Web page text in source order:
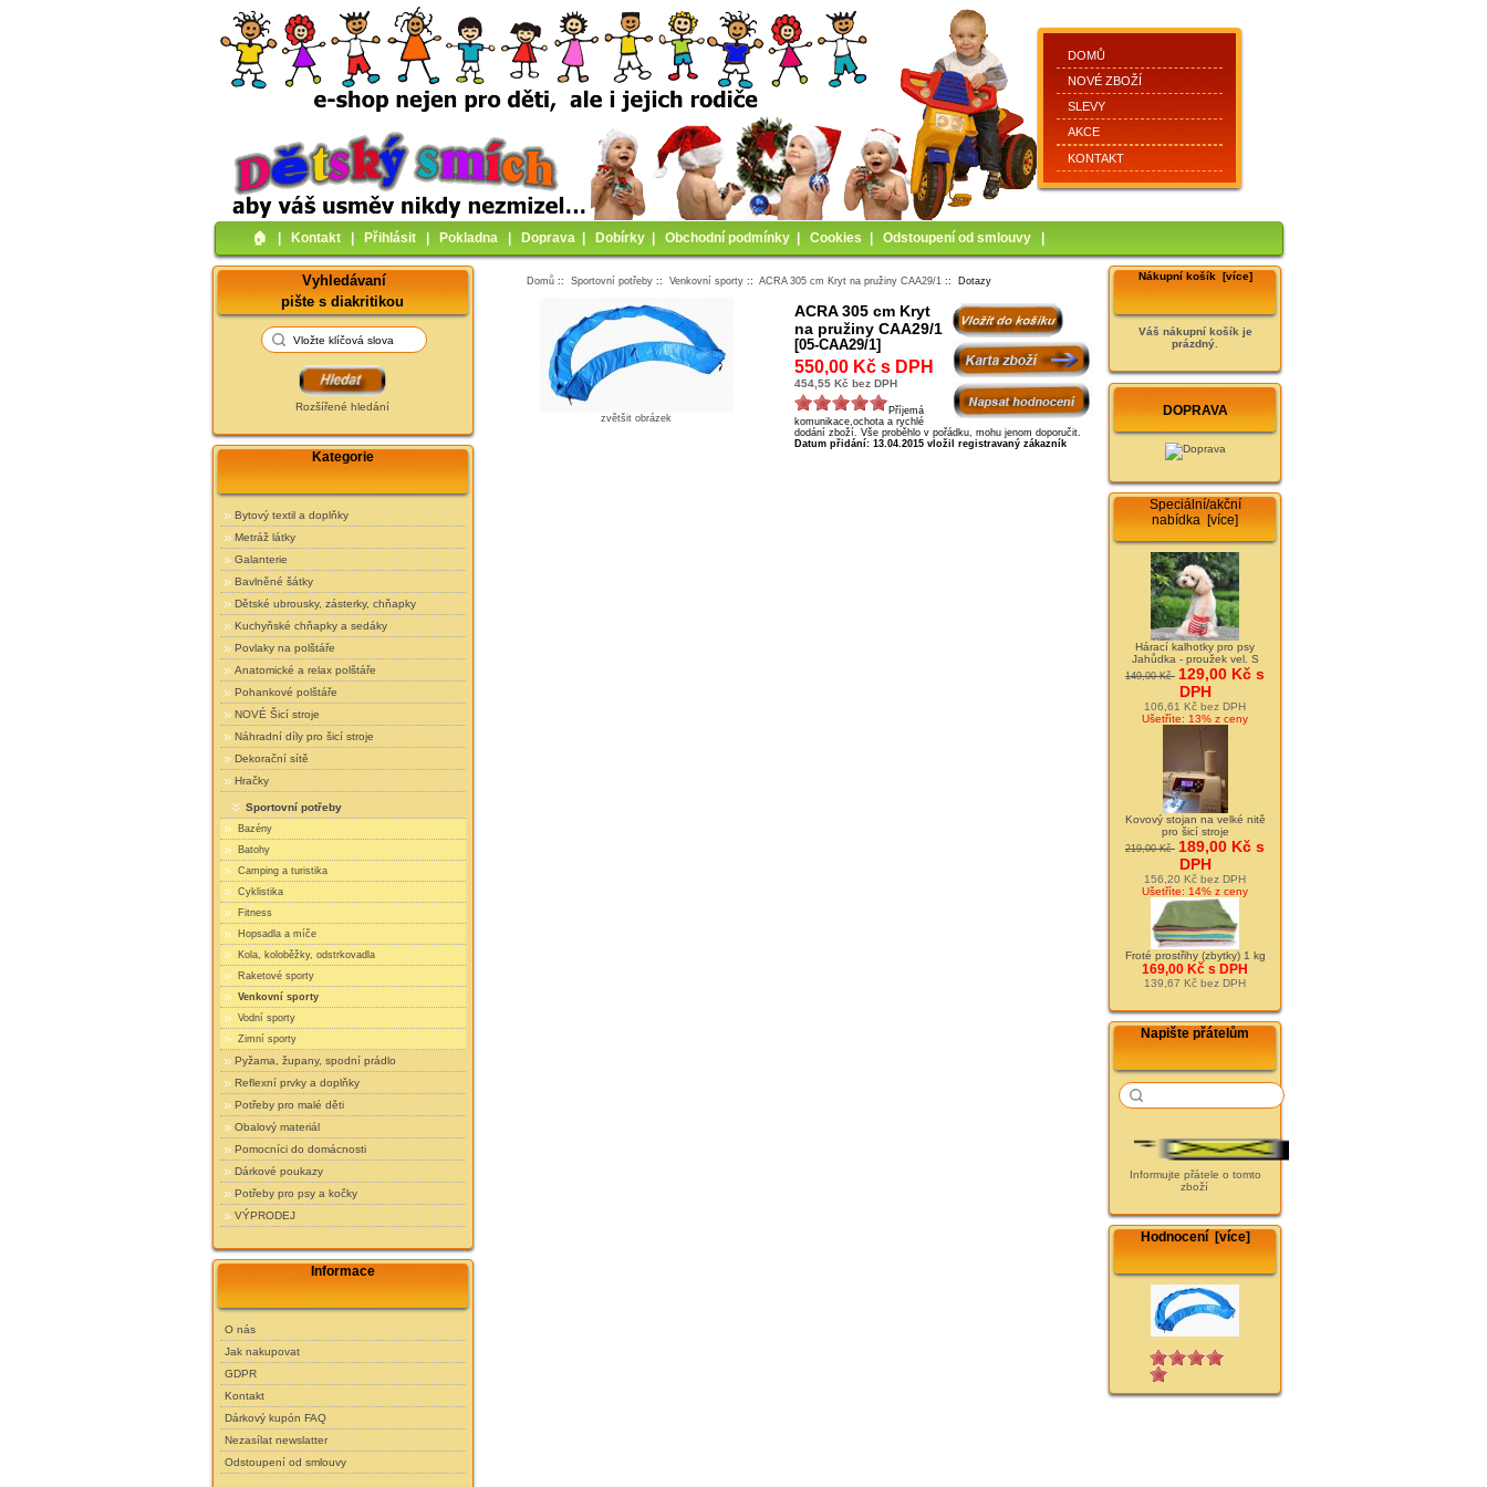
DOMŮ
NOVÉ ZBOŽÍ
SLEVY
AKCE
KONTAKT
🏠︎ Kontakt Přihlásit Pokladna Doprava Dobírky Obchodní podmínky Cookies Odstoupení od smlouvy
Vyhledávaní
pište s diakritikou
Rozšířené hledání
Kategorie
Bytový textil a doplňky
Metráž látky
Galanterie
Bavlněné šátky
Dětské ubrousky, zásterky, chňapky
Kuchyňské chňapky a sedáky
Povlaky na polštáře
Anatomické a relax polštáře
Pohankové polštáře
NOVÉ Šicí stroje
Náhradní díly pro šicí stroje
Dekorační sítě
Hračky
Sportovní potřeby
Bazény
Batohy
Camping a turistika
Cyklistika
Fitness
Hopsadla a míče
Kola, koloběžky, odstrkovadla
Raketové sporty
Venkovní sporty
Vodní sporty
Zimní sporty
Pyžama, župany, spodní prádlo
Reflexní prvky a doplňky
Potřeby pro malé děti
Obalový materiál
Pomocníci do domácnosti
Dárkové poukazy
Potřeby pro psy a kočky
VÝPRODEJ
Informace
O nás
Jak nakupovat
GDPR
Kontakt
Dárkový kupón FAQ
Nezasílat newslatter
Odstoupení od smlouvy
Domů ::Sportovní potřeby ::Venkovní sporty ::ACRA 305 cm Kryt na pružiny CAA29/1 :: Dotazy
zvětšit obrázek
ACRA 305 cm Kryt
na pružiny CAA29/1
[05-CAA29/1]
550,00 Kč s DPH
454,55 Kč bez DPH
Příjemá
komunikace,ochota a rychlé
dodání zboží. Vše proběhlo v pořádku, mohu jenom doporučit.
Datum přidání: 13.04.2015 vložil registravaný zákazník
Nákupní košík [více]
Váš nákupní košík je
prázdný.
DOPRAVA
Speciální/akční
nabídka [více]
Hárací kalhotky pro psy
Jahůdka - proužek vel. S
149,00 Kč 129,00 Kč s
DPH
106,61 Kč bez DPH
Ušetříte: 13% z ceny
Kovový stojan na velké nitě
pro šicí stroje
219,00 Kč 189,00 Kč s
DPH
156,20 Kč bez DPH
Ušetříte: 14% z ceny
Froté prostřihy (zbytky) 1 kg
169,00 Kč s DPH
139,67 Kč bez DPH
Napište přátelům
Informujte přátele o tomto
zboží
Hodnocení [více]